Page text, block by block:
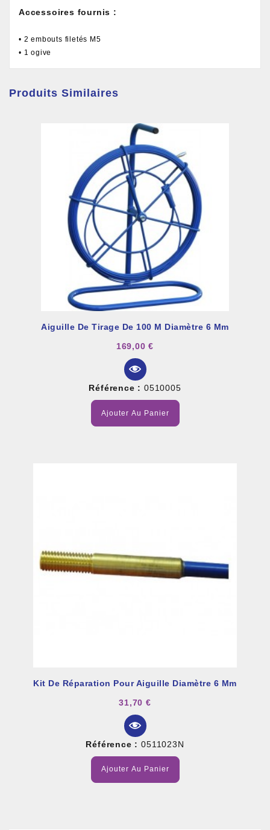
Accessoires fournis :
• 2 embouts filetés M5
• 1 ogive
Produits Similaires
Aiguille De Tirage De 100 M Diamètre 6 Mm
169,00 €
Référence : 0510005
Ajouter Au Panier
Kit De Réparation Pour Aiguille Diamètre 6 Mm
31,70 €
Référence : 0511023N
Ajouter Au Panier